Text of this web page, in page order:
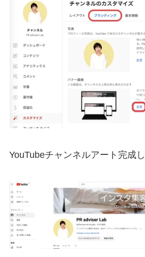
YouTubeチャンネルアート完成